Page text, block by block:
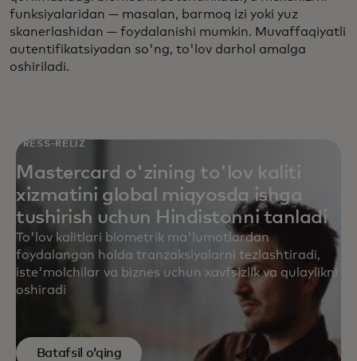
funksiyalaridan — masalan, barmoq izi yoki yuz
skanerlashidan — foydalanishi mumkin. Muvaffaqiyatli
autentifikatsiyadan so'ng, to'lov darhol amalga
oshiriladi.
PRESS-RELIZ
Mastercard o'zining to'lov kaliti
xizmatini global miqyosda ishga
tushirish uchun Hindistonni tanladi
To'lov kalitlari biometrik ma'lumotlardan
foydalangan holda tranzaksiyalarni tezlashtiradi,
iste'molchilar va biznes uchun xavfsizlik va qulaylikni
oshiradi
Batafsil oʻqing